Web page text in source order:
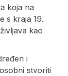
koja na
s kraja 19.
kao
i
stvoriti